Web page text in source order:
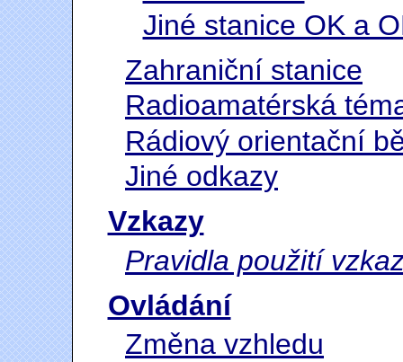
Jiné stanice OK a
Zahraniční stanice
Radioamatérská
Rádiový orientační
Jiné odkazy
Vzkazy
Pravidla použití
Ovládání
Změna vzhledu